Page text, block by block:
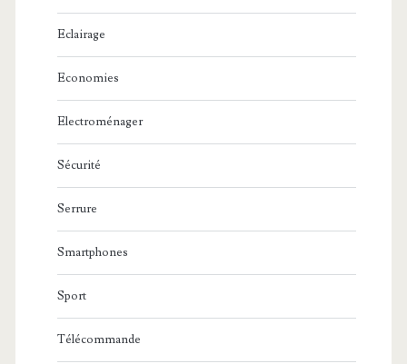
Eclairage
Economies
Electroménager
Sécurité
Serrure
Smartphones
Sport
Télécommande